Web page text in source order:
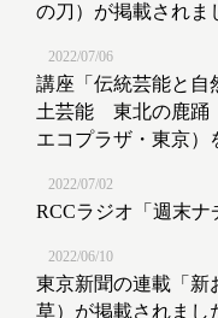
の刀）が掲載されま
2022/07/06
講座「伝統芸能と自
土芸能 東北の鹿踊
エコプラザ・東京）
2022/07/02
RCCラジオ「週末
2022/06/10
東京新聞の連載「
草）が掲載されまし